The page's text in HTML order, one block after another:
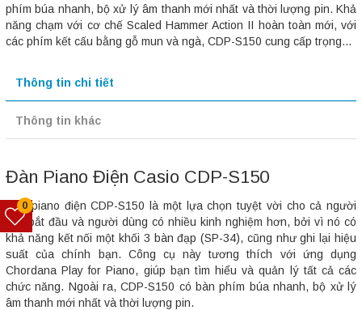
phím búa nhanh, bộ xử lý âm thanh mới nhất và thời lượng pin. Khả
năng chạm với cơ chế Scaled Hammer Action II hoàn toàn mới, với
các phím kết cấu bằng gỗ mun và ngà, CDP-S150 cung cấp trọng...
Thông tin chi tiết
Thông tin khác
Đàn Piano Điện Casio CDP-S150
Đàn piano điện CDP-S150 là một lựa chọn tuyệt vời cho cả người
mới bắt đầu và người dùng có nhiều kinh nghiệm hơn, bởi vì nó có
khả năng kết nối một khối 3 bàn đạp (SP-34), cũng như ghi lại hiệu
suất của chính bạn. Công cụ này tương thích với ứng dụng
Chordana Play for Piano, giúp bạn tìm hiểu và quản lý tất cả các
chức năng. Ngoài ra, CDP-S150 có bàn phím búa nhanh, bộ xử lý
âm thanh mới nhất và thời lượng pin.
0